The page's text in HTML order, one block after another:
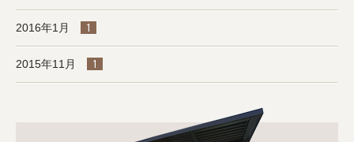
2016年1月 1
2015年11月 1